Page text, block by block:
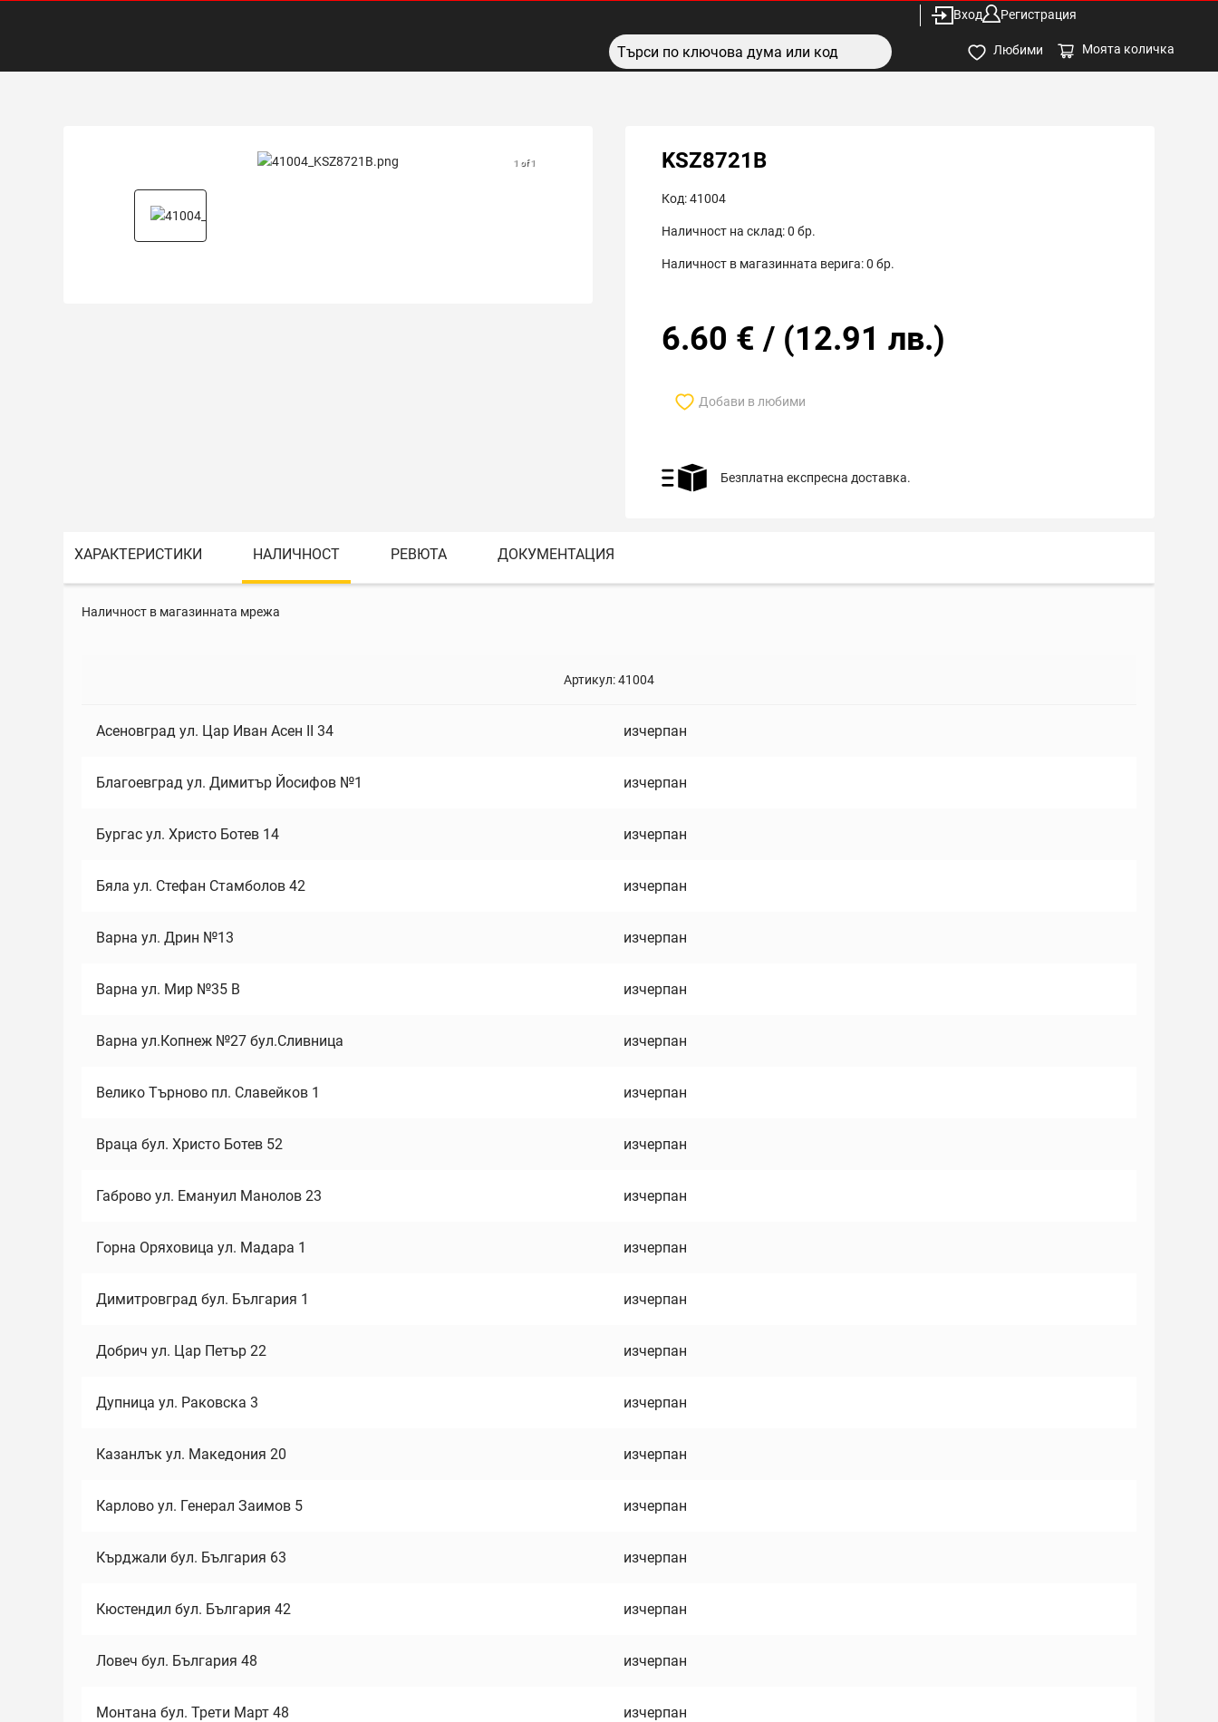
Вход Регистрация
Любими Моята количка
1 of 1 KSZ8721B
Код:41004
Наличност на склад:0 бр.
Наличност в магазинната верига:0 бр.
6.60 € / (12.91 лв.)
Добави в любими
Безплатна експресна доставка.
ХАРАКТЕРИСТИКИ НАЛИЧНОСТ РЕВЮТА ДОКУМЕНТАЦИЯ
Наличност в магазинната мрежа
Артикул:41004
Асеновград ул. Цар Иван Асен II 34 изчерпан
Благоевград ул. Димитър Йосифов №1 изчерпан
Бургас ул. Христо Ботев 14 изчерпан
Бяла ул. Стефан Стамболов 42 изчерпан
Варна ул. Дрин №13 изчерпан
Варна ул. Мир №35 В изчерпан
Варна ул.Копнеж №27 бул.Сливница изчерпан
Велико Търново пл. Славейков 1 изчерпан
Враца бул. Христо Ботев 52 изчерпан
Габрово ул. Емануил Манолов 23 изчерпан
Горна Оряховица ул. Мадара 1 изчерпан
Димитровград бул. България 1 изчерпан
Добрич ул. Цар Петър 22 изчерпан
Дупница ул. Раковска 3 изчерпан
Казанлък ул. Македония 20 изчерпан
Карлово ул. Генерал Заимов 5 изчерпан
Кърджали бул. България 63 изчерпан
Кюстендил бул. България 42 изчерпан
Ловеч бул. България 48 изчерпан
Монтана бул. Трети Март 48 изчерпан